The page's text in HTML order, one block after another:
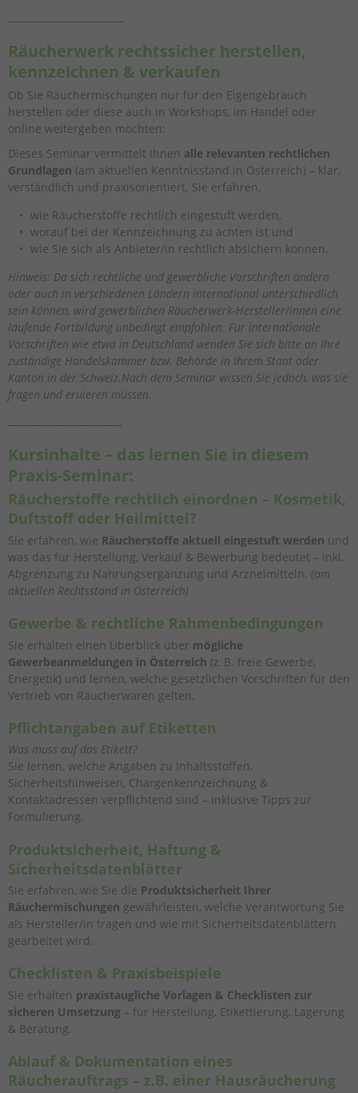
Räucherwerk rechtssicher herstellen,
kennzeichnen & verkaufen
Ob Sie Räuchermischungen nur für den Eigengebrauch
herstellen oder diese auch in Workshops, im Handel oder
online weitergeben möchten:
Dieses Seminar vermittelt Ihnen alle relevanten rechtlichen
Grundlagen (am aktuellen Kenntnisstand in Österreich) – klar,
verständlich und praxisorientiert. Sie erfahren,
wie Räucherstoffe rechtlich eingestuft werden,
worauf bei der Kennzeichnung zu achten ist und
wie Sie sich als Anbieter/in rechtlich absichern können.
Hinweis: Da sich rechtliche und gewerbliche Vorschriften ändern
oder auch in verschiedenen Ländern international unterschiedlich
sein können, wird gewerblichen Räucherwerk-Hersteller/innen eine
laufende Fortbildung unbedingt empfohlen. Für internationale
Vorschriften wie etwa in Deutschland wenden Sie sich bitte an Ihre
zuständige Handelskammer bzw. Behörde in Ihrem Staat oder
Kanton in der Schweiz.Nach dem Seminar wissen Sie jedoch, was sie
fragen und eruieren müssen.
Kursinhalte – das lernen Sie in diesem
Praxis-Seminar:
Räucherstoffe rechtlich einordnen – Kosmetik,
Duftstoff oder Heilmittel?
Sie erfahren, wie Räucherstoffe aktuell eingestuft werden und
was das für Herstellung, Verkauf & Bewerbung bedeutet – inkl.
Abgrenzung zu Nahrungsergänzung und Arzneimitteln. (am
aktuellen Rechtsstand in Österreich)
Gewerbe & rechtliche Rahmenbedingungen
Sie erhalten einen Überblick über mögliche
Gewerbeanmeldungen in Österreich (z. B. freie Gewerbe,
Energetik) und lernen, welche gesetzlichen Vorschriften für den
Vertrieb von Räucherwaren gelten.
Pflichtangaben auf Etiketten
Was muss auf das Etikett?
Sie lernen, welche Angaben zu Inhaltsstoffen,
Sicherheitshinweisen, Chargenkennzeichnung &
Kontaktadressen verpflichtend sind – inklusive Tipps zur
Formulierung.
Produktsicherheit, Haftung &
Sicherheitsdatenblätter
Sie erfahren, wie Sie die Produktsicherheit Ihrer
Räuchermischungen gewährleisten, welche Verantwortung Sie
als Hersteller/in tragen und wie mit Sicherheitsdatenblättern
gearbeitet wird.
Checklisten & Praxisbeispiele
Sie erhalten praxistaugliche Vorlagen & Checklisten zur
sicheren Umsetzung – für Herstellung, Etikettierung, Lagerung
& Beratung.
Ablauf & Dokumentation eines
Räucherauftrags – z.B. einer Hausräucherung